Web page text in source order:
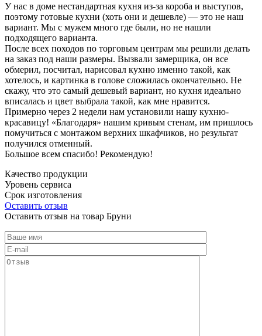
У нас в доме нестандартная кухня из-за короба и выступов,
поэтому готовые кухни (хоть они и дешевле) — это не наш
вариант. Мы с мужем много где были, но не нашли
подходящего варианта.
После всех походов по торговым центрам мы решили делать
на заказ под наши размеры. Вызвали замерщика, он все
обмерил, посчитал, нарисовал кухню именно такой, как
хотелось, и картинка в голове сложилась окончательно. Не
скажу, что это самый дешевый вариант, но кухня идеально
вписалась и цвет выбрала такой, как мне нравится.
Примерно через 2 недели нам установили нашу кухню-
красавицу! «Благодаря» нашим кривым стенам, им пришлось
помучиться с монтажом верхних шкафчиков, но результат
получился отменный.
Большое всем спасибо! Рекомендую!
Качество продукции
Уровень сервиса
Срок изготовления
Оставить отзыв
Оставить отзыв на товар Бруни